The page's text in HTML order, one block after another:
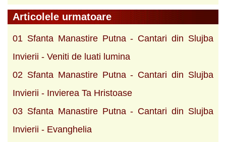
Articolele urmatoare
01 Sfanta Manastire Putna - Cantari din Slujba
Invierii - Veniti de luati lumina
02 Sfanta Manastire Putna - Cantari din Slujba
Invierii - Invierea Ta Hristoase
03 Sfanta Manastire Putna - Cantari din Slujba
Invierii - Evanghelia